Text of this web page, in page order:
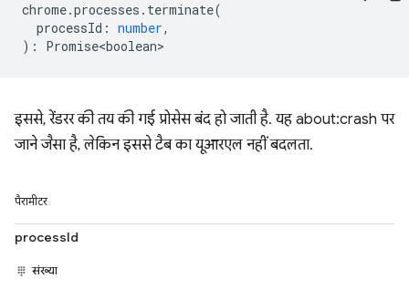
chrome.processes . terminate(
processId : number,
) : Promise<boolean>
इससे, रेंडरर की तय की गई प्रोसेस बंद हो जाती है. यह about:crash पर
जाने जैसा है, लेकिन इससे टैब का यूआरएल नहीं बदलता.
पैरामीटर
processId
संख्या